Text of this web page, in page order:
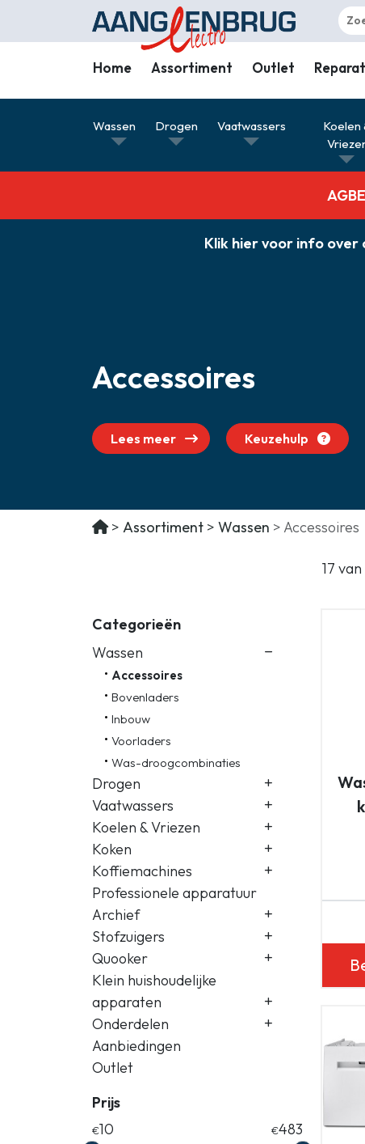
Home Assortiment Outlet
Wassen Drogen Vaatwassers
Koelen
Drogen
Vaatwassers
Klein huishoudelijk
Klik hier voor info
Accessoires
Lees meer Keuzehulp
Assortiment Wassen Accessoires
17
Categorieën
Wassen
Accessoires
Bovenladers
Inbouw
Voorladers
Was-droogcombinaties
Drogen
Vaatwassers
Koelen & Vriezen
Koken
Koffiemachines
Professionele apparatuur
Archief
Stofzuigers
Quooker
Klein huishoudelijke
apparaten
Onderdelen
Aanbiedingen
Outlet
Prijs
10
483